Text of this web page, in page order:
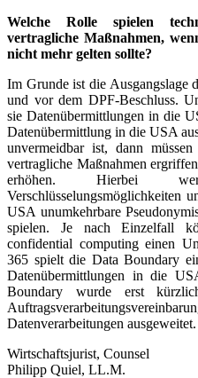
Welche Rolle spielen
vertragliche Maßnahmen,
nicht mehr gelten sollte?
Im Grunde ist die Ausgangslage
und vor dem DPF-Beschluss.
sie Datenübermittlungen in die
Datenübermittlung in die USA
unvermeidbar ist, dann
vertragliche Maßnahmen
erhöhen. Hierbei
Verschlüsselungsmöglichkeiten
USA unumkehrbare
spielen. Je nach Einzelfall
confidential computing einen
365 spielt die Data Boundary
Datenübermittlungen in die
Boundary wurde erst
Datenverarbeitungen ausgeweitet.
Wirtschaftsjurist, Counsel
Philipp Quiel, LL.M.